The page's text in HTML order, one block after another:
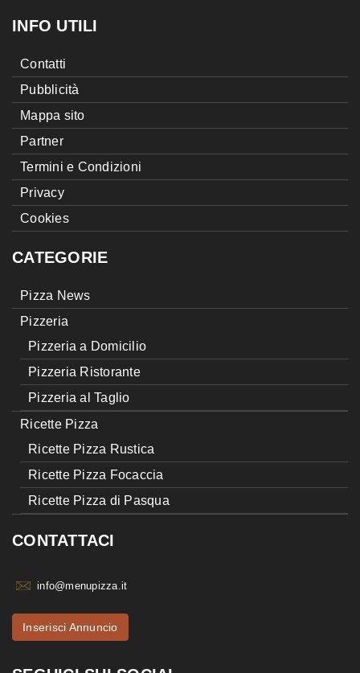
INFO UTILI
Contatti
Pubblicità
Mappa sito
Partner
Termini e Condizioni
Privacy
Cookies
CATEGORIE
Pizza News
Pizzeria
Pizzeria a Domicilio
Pizzeria Ristorante
Pizzeria al Taglio
Ricette Pizza
Ricette Pizza Rustica
Ricette Pizza Focaccia
Ricette Pizza di Pasqua
CONTATTACI
info@menupizza.it
Inserisci Annuncio